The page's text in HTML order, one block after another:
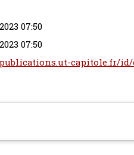
07:50
07:50
capitole.fr/